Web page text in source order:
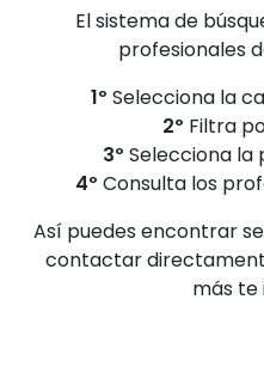
El sistema de
profesionales
1º Selecciona la
2º Filtra
3º Selecciona la
4º Consulta los
Así puedes encontrar
contactar
más te